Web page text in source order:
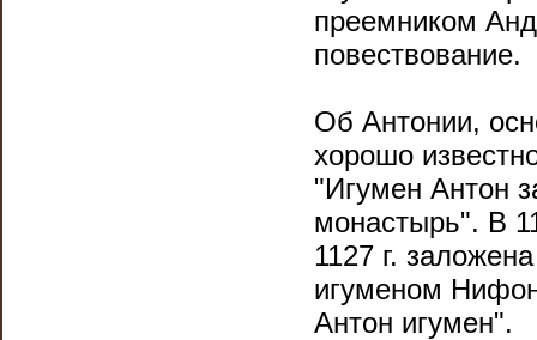
преемником
повествование.
Об Антонии,
хорошо
"Игумен Антон
монастырь". В
1127 г.
игуменом
Антон игумен".